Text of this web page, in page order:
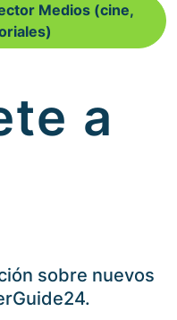
Medios (cine,
a
sobre nuevos